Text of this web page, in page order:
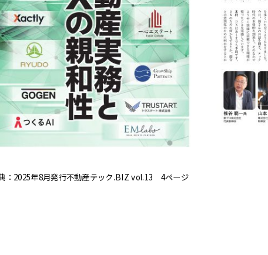
：2025年8月発行不動産テック.BIZ vol.13 4ページ